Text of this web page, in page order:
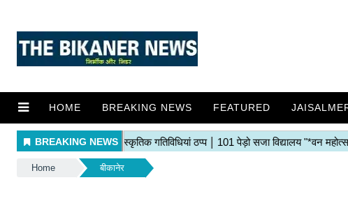
HOME BREAKING NEWS FEATURED
Home बीकानेर